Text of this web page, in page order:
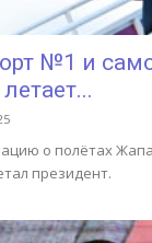
№1 и
о полётах
президент.